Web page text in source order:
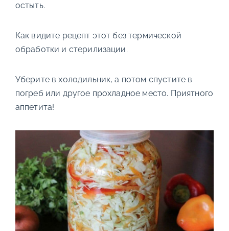
остыть.
Как видите рецепт этот без термической
обработки и стерилизации.
Уберите в холодильник, а потом спустите в
погреб или другое прохладное место. Приятного
аппетита!